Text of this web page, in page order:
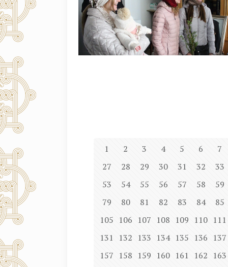
1 2 3 4 5 6
7
27
28 29 30 31 32
33
53
54 55 56 57 58
59
79
80 81 82 83 84
85
105 106 107 108 109 110 111
131
132 133 134 135 136 137
157 158 159 160 161 162 163